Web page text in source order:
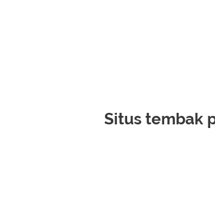
Situs tembak